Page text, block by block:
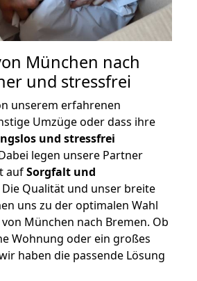
München nach
und stressfrei
unserem erfahrenen
Umzüge oder dass ihre
und stressfrei
legen unsere Partner
aufSorgfalt und
Die Qualität und unser breite
uns zu der optimalen Wahl
München nach Bremen. Ob
Wohnung oder ein großes
haben die passende Lösung